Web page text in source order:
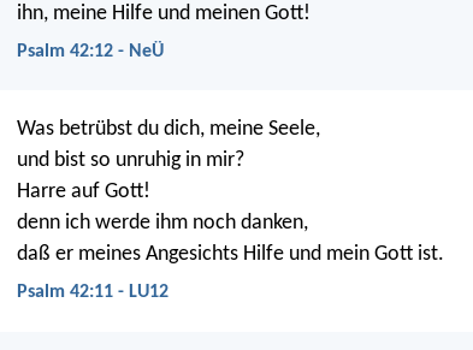
ihn, meine Hilfe und meinen Gott!
Psalm 42:12 - NeÜ
Was betrübst du dich, meine Seele,
und bist so unruhig in mir?
Harre auf Gott!
denn ich werde ihm noch danken,
daß er meines Angesichts Hilfe und mein Gott ist.
Psalm 42:11 - LU12